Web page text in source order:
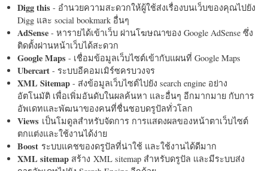
Digg this - อำนวยความสะดวกให้ผู้ใช้ส่งเรื่องบนเว็บของคุณไปยัง
Digg และ social bookmark อื่นๆ
AdSense - หารายได้เข้าเว็บ ผ่านโฆษณาของ Google AdSense ซึ่ง
ติดตั้งผ่านหน้าเว็บได้สะดวก
Google Maps - เชื่อมข้อมูลเว็บไซต์เข้ากับแผนที่ Google Maps
Ubercart - ระบบอีคอมเมิร์ซครบวงจร
XML Sitemap - ส่งข้อมูลเว็บไซต์ไปยัง search engine อย่าง
อัตโนมัติ เพื่อเพิ่มอันดับในผลค้นหา และอื่นๆ อีกมากมาย กับการ
อัพเดทและพัฒนาของคนที่ชื่นชอบดรูปัลทั่วโลก
Views เป็นโมดูลสำหรับจัดการ การแสดงผลของหน้าตาเว็บไซต์
ตกแต่งและใช้งานได้ง่าย
Boost ระบบแคชของดรูปัลที่น่าใช้ และใช้งานได้ดีมาก
XML sitemap สร้าง XML sitemap สำหรับดรูปัล และมีระบบส่ง